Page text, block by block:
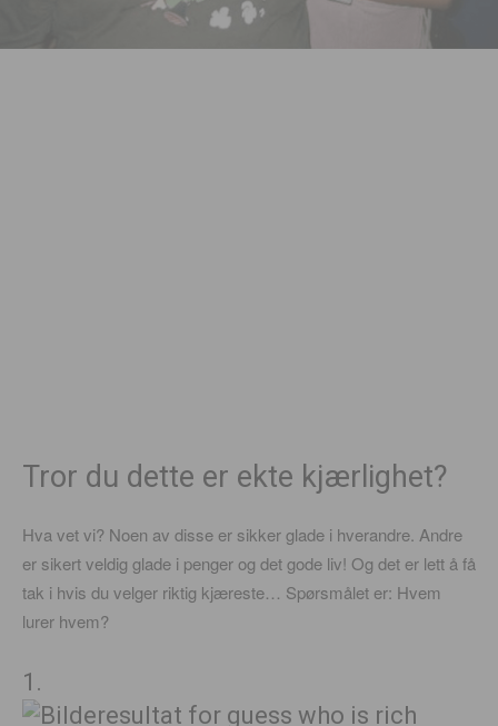
Tror du dette er ekte kjærlighet?
Hva vet vi? Noen av disse er sikker glade i hverandre. Andre
er sikert veldig glade i penger og det gode liv! Og det er lett å få
tak i hvis du velger riktig kjæreste… Spørsmålet er: Hvem
lurer hvem?
1.